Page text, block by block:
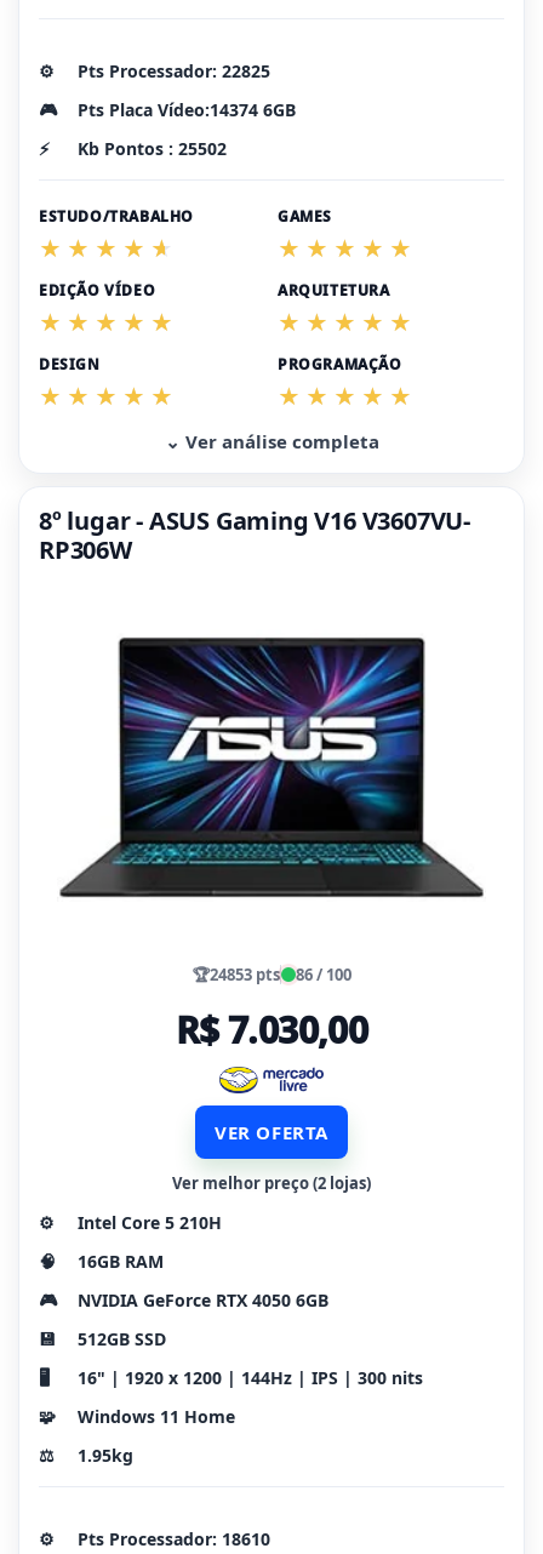
⚙️
Pts Processador: 22825
🎮
Pts Placa Vídeo:14374 6GB
⚡
Kb Pontos : 25502
ESTUDO/TRABALHO GAMES
EDIÇÃO VÍDEO ARQUITETURA
DESIGN PROGRAMAÇÃO
⌄ Ver análise completa
8º lugar - ASUS Gaming V16 V3607VU-
RP306W
🏆24853 pts 86 / 100
R$ 7.030,00
VER OFERTA
Ver melhor preço (2 lojas)
⚙️
Intel Core 5 210H
🧠
16GB RAM
🎮
NVIDIA GeForce RTX 4050 6GB
💾
512GB SSD
🖥️
16" | 1920 x 1200 | 144Hz | IPS | 300 nits
🧩
Windows 11 Home
⚖️
1.95kg
⚙️ Pts Processador: 18610